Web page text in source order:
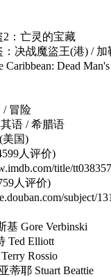
亡灵的宝藏
魔盜王(港) / 加勒
Dead Man's
冒险
/ 希腊语
国)
人评价)
title/
人评价)
subject/
Gore Verbinski
Elliott
Rossio
Stuart Beattie